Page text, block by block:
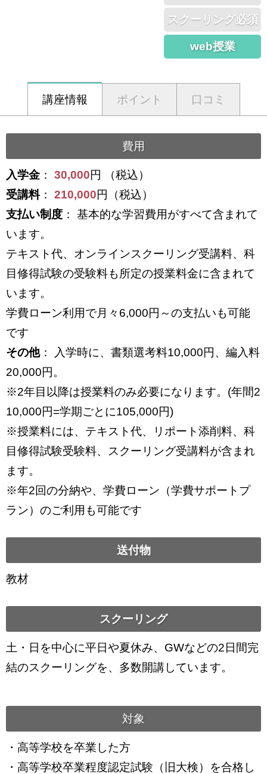
スクーリング必須
web授業
講座情報 ポイント 口コミ
費用
入学金 ： 30,000円 （税込）
受講料： 210,000円（税込）
支払い制度 ： 基本的な学習費用がすべて含まれて
います。
テキスト代、オンラインスクーリング受講料、科
目修得試験の受験料も所定の授業料金に含まれて
います。
学費ローン利用で月々6,000円～の支払いも可能
です
その他： 入学時に、書類選考料10,000円、編入料
20,000円。
※2年目以降は授業料のみ必要になります。(年間2
10,000円=学期ごとに105,000円)
※授業料には、テキスト代、リポート添削料、科
目修得試験受験料、スクーリング受講料が含まれ
ます。
※年2回の分納や、学費ローン（学費サポートプ
ラン）のご利用も可能です
送付物
教材
スクーリング
土・日を中心に平日や夏休み、GWなどの2日間完
結のスクーリングを、多数開講しています。
対象
・高等学校を卒業した方
・高等学校卒業程度認定試験（旧大検）を合格し